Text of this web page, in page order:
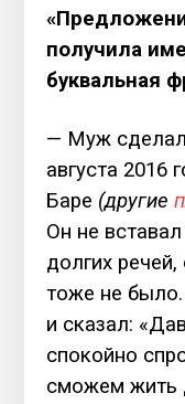
получила
буквальная
— Муж
августа 2016
Баре (другие
Он не
долгих
тоже не
и сказал:
спокойно
сможем жить